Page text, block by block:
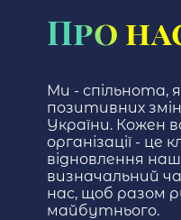
Про
Ми - спільнота,
позитивних
України. Кожен
організації -
відновлення
визначальний
нас, щоб разом
майбутнього.